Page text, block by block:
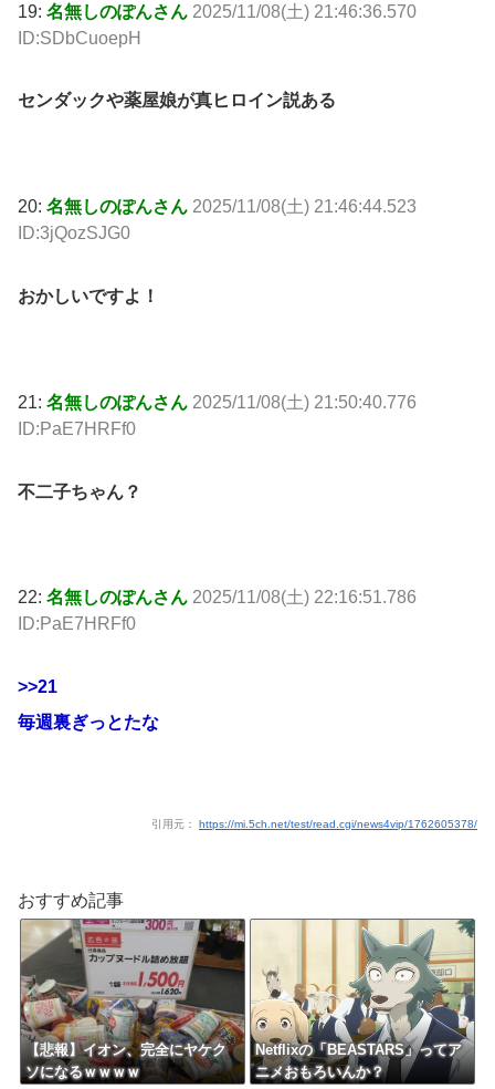
19: 名無しのぽんさん 2025/11/08(土) 21:46:36.570
ID:SDbCuoepH
センダックや薬屋娘が真ヒロイン説ある
20: 名無しのぽんさん 2025/11/08(土) 21:46:44.523
ID:3jQozSJG0
おかしいですよ！
21: 名無しのぽんさん 2025/11/08(土) 21:50:40.776
ID:PaE7HRFf0
不二子ちゃん？
22: 名無しのぽんさん 2025/11/08(土) 22:16:51.786
ID:PaE7HRFf0
>>21
毎週裏ぎっとたな
引用元： https://mi.5ch.net/test/read.cgi/news4vip/1762605378/
おすすめ記事
【悲報】イオン、完全にヤケク
ソになるｗｗｗｗ
Netflixの「BEASTARS」ってア
ニメおもろいんか？